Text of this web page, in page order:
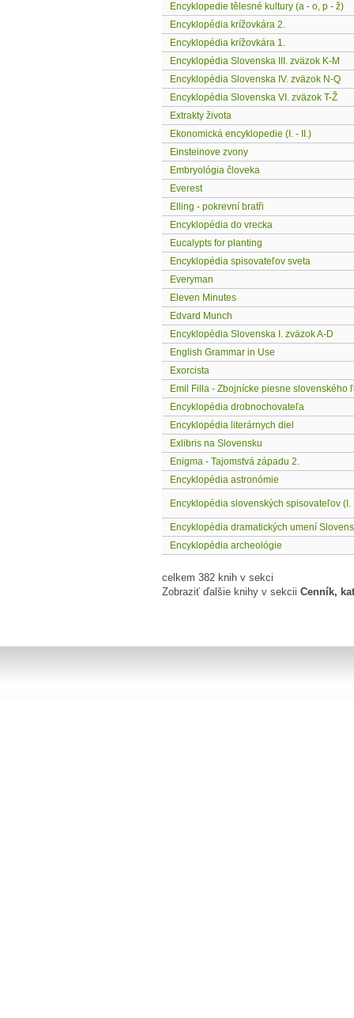
Encyklopedie tělesné kultury (a - o, p - ž)
Encyklopédia krížovkára 2.
Encyklopédia krížovkára 1.
Encyklopédia Slovenska III. zväzok K-M
Encyklopédia Slovenska IV. zväzok N-Q
Encyklopédia Slovenska VI. zväzok T-Ž
Extrakty života
Ekonomická encyklopedie (I. - II.)
Einsteinove zvony
Embryológia človeka
Everest
Elling - pokrevní bratři
Encyklopédia do vrecka
Eucalypts for planting
Encyklopédia spisovateľov sveta
Everyman
Eleven Minutes
Edvard Munch
Encyklopédia Slovenska I. zväzok A-D
English Grammar in Use
Exorcista
Emil Filla - Zbojnícke piesne slovenského
Encyklopédia drobnochovateľa
Encyklopédia literárnych diel
Exlibris na Slovensku
Enigma - Tajomstvá západu 2.
Encyklopédia astronómie
Encyklopédia slovenských spisovateľov (I.
Encyklopédia dramatických umení
Encyklopédia archeológie
celkem 382 knih v sekci
Zobraziť ďalšie knihy v sekcii Cenník,